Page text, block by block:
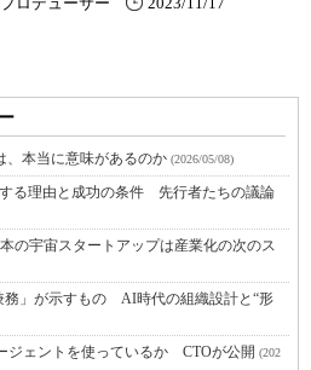
、本当に意味があるのか (2026/05/08)
る理由と成功の条件 先行者たちの議論
の宇宙スタートアップは産業化の次のス
務」が示すもの AI時代の組織設計と“形
ジェントを使っているか CTOが公開 (202